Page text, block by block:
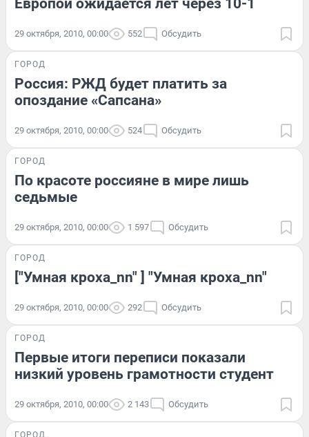
29 октября, 2010, 00:00 552 Обсудить
ГОРОД
Россия: РЖД будет платить за
опоздание «Сапсана»
29 октября, 2010, 00:00 524 Обсудить
ГОРОД
По красоте россияне в мире лишь
седьмые
29 октября, 2010, 00:00 1 597 Обсудить
ГОРОД
["Умная кроха_nn" ] "Умная кроха_nn"
29 октября, 2010, 00:00 292 Обсудить
ГОРОД
Первые итоги переписи показали
низкий уровень грамотности студент
29 октября, 2010, 00:00 2 143 Обсудить
ГОРОД